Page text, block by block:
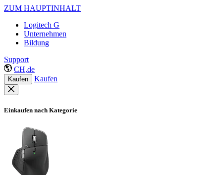
ZUM HAUPTINHALT
Logitech G
Unternehmen
Bildung
Support
CH,de
Kaufen Kaufen
Einkaufen nach Kategorie